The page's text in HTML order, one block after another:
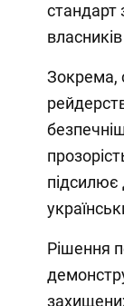
стандарт
Зокрема,
підсилює
Рішення